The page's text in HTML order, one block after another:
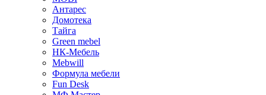
Антарес
Домотека
Тайга
Green mebel
НК-Мебель
Mebwill
Формула мебели
Fun Desk